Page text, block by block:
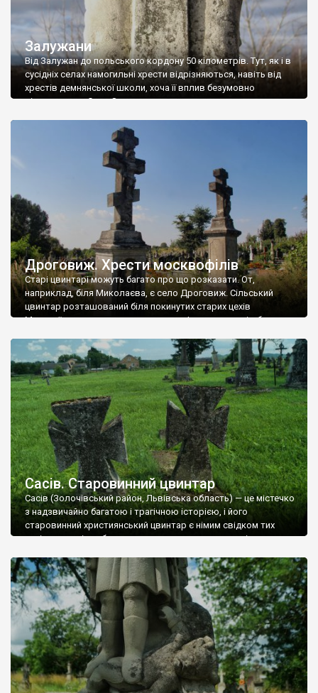
Залужани
Від Залужан до польського кордону 50 кілометрів. Тут, як і в
сусідніх селах намогильні хрести відрізняються, навіть від
хрестів демнянської школи, хоча її вплив безумовно
відчувається. Село Залужани досить давнє – перша згадка
його у свою економію. Тоді (і до 1965 року) село називалося
Дроговиж. Хрести москвофілів
Старі цвинтарі можуть багато про що розказати. От,
наприклад, біля Миколаєва, є село Дроговиж. Сільський
цвинтар розташований біля покинутих старих цехів
Миколаївського цементного заводу. І власне зовсім близько
найстарішу частину цвинтаря. Нас здалеку здивували кам’яні
хрести, не схожі на хрести у сусідніх селах. Православні, із
косою перетинкою, […]
Сасів. Старовинний цвинтар
Сасів (Золочівський район, Львівська область) — це містечко
з надзвичайно багатою і трагічною історією, і його
старовинний християнський цвинтар є німим свідком тих
часів, коли місто було важливим торговим та ремісничим
села. Він є багатоконфесійним, що було характерно для
галицьких містечок: тут збереглися поховання як українців
(греко-католиків), так і […]